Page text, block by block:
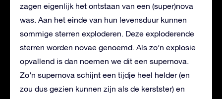
zagen eigenlijk het ontstaan van een (super)nova
was. Aan het einde van hun levensduur kunnen
sommige sterren exploderen. Deze exploderende
sterren worden novae genoemd. Als zo’n explosie
opvallend is dan noemen we dit een supernova.
Zo’n supernova schijnt een tijdje heel helder (en
zou dus gezien kunnen zijn als de kerstster) en